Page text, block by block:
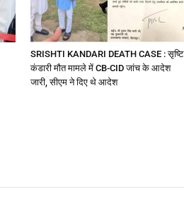
SRISHTI KANDARI DEATH CASE : सृष्टि
कंडारी मौत मामले में CB-CID जांच के आदेश
जारी, सीएम ने दिए थे आदेश